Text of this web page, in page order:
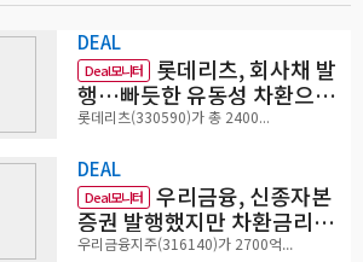
DEAL
Deal모니터 롯데리츠, 회사채 발
행…빠듯한 유동성 차환으로
대응
롯데리츠(330590)가 총 2400...
DEAL
Deal모니터 우리금융, 신종자본
증권 발행했지만 차환금리
'부담'
우리금융지주(316140)가 2700억...